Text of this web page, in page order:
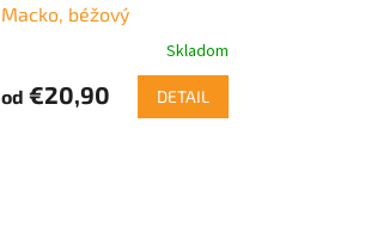
Macko, béžový
Skladom
od €20,90 DETAIL